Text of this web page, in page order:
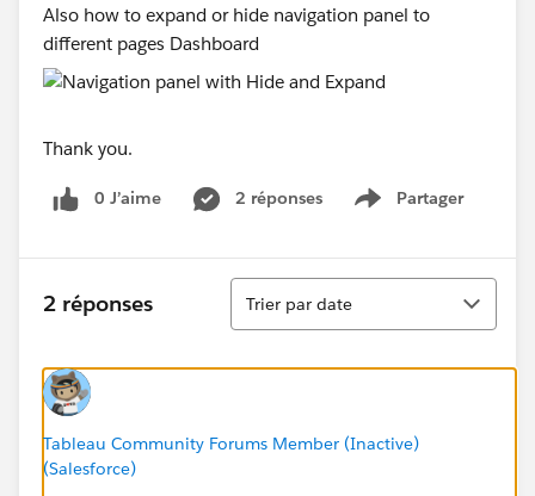
Also how to expand or hide navigation panel to
different pages Dashboard
Thank you.
0 J’aime 2 réponses Partager
Show menu
2 réponses
Tri
Trier par date
Tableau Community Forums Member (Inactive)
(Salesforce)